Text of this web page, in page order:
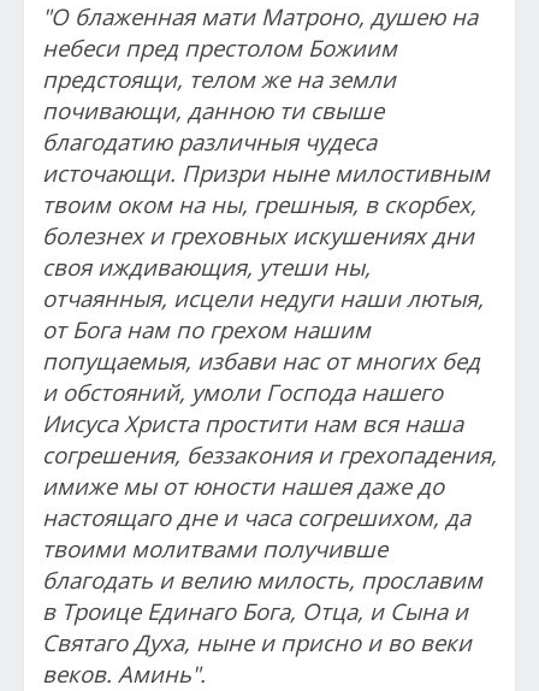
"О блаженная мати Матроно, душею на
небеси пред престолом Божиим
предстоящи, телом же на земли
почивающи, данною ти свыше
благодатию различныя чудеса
источающи. Призри ныне милостивным
твоим оком на ны, грешныя, в скорбех,
болезнех и греховных искушениях дни
своя иждивающия, утеши ны,
отчаянныя, исцели недуги наши лютыя,
от Бога нам по грехом нашим
попущаемыя, избави нас от многих бед
и обстояний, умоли Господа нашего
Иисуса Христа простити нам вся наша
согрешения, беззакония и грехопадения,
имиже мы от юности нашея даже до
настоящаго дне и часа согрешихом, да
твоими молитвами получивше
благодать и велию милость, прославим
в Троице Единаго Бога, Отца, и Сына и
Святаго Духа, ныне и присно и во веки
веков. Аминь".